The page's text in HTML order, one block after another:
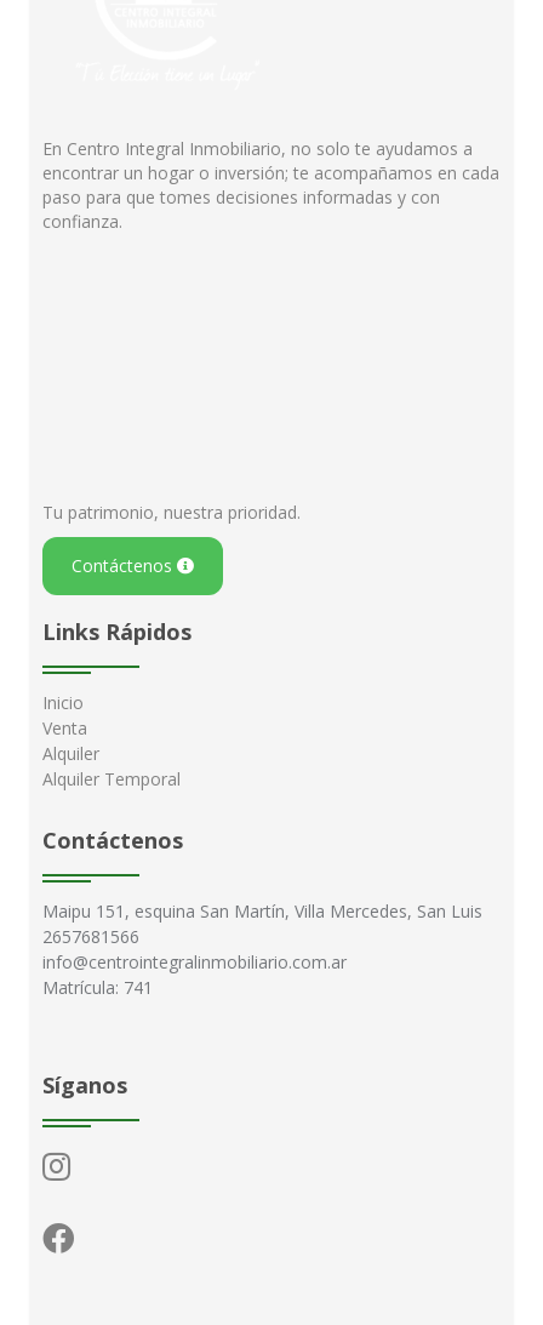
En Centro Integral Inmobiliario, no solo te ayudamos a
encontrar un hogar o inversión; te acompañamos en cada
paso para que tomes decisiones informadas y con
confianza.
Tu patrimonio, nuestra prioridad.
Contáctenos
Links Rápidos
Inicio
Venta
Alquiler
Alquiler Temporal
Contáctenos
Maipu 151, esquina San Martín, Villa Mercedes, San Luis
2657681566
info@centrointegralinmobiliario.com.ar
Matrícula: 741
Síganos